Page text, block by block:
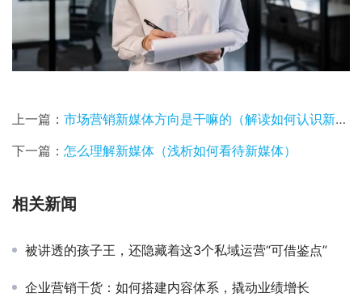
上一篇： 市场营销新媒体方向是干嘛的（解读如何认识新媒体营销）
下一篇： 怎么理解新媒体（浅析如何看待新媒体）
相关新闻
被讲透的孩子王，还隐藏着这3个私域运营“可借鉴点”
企业营销干货：如何搭建内容体系，撬动业绩增长